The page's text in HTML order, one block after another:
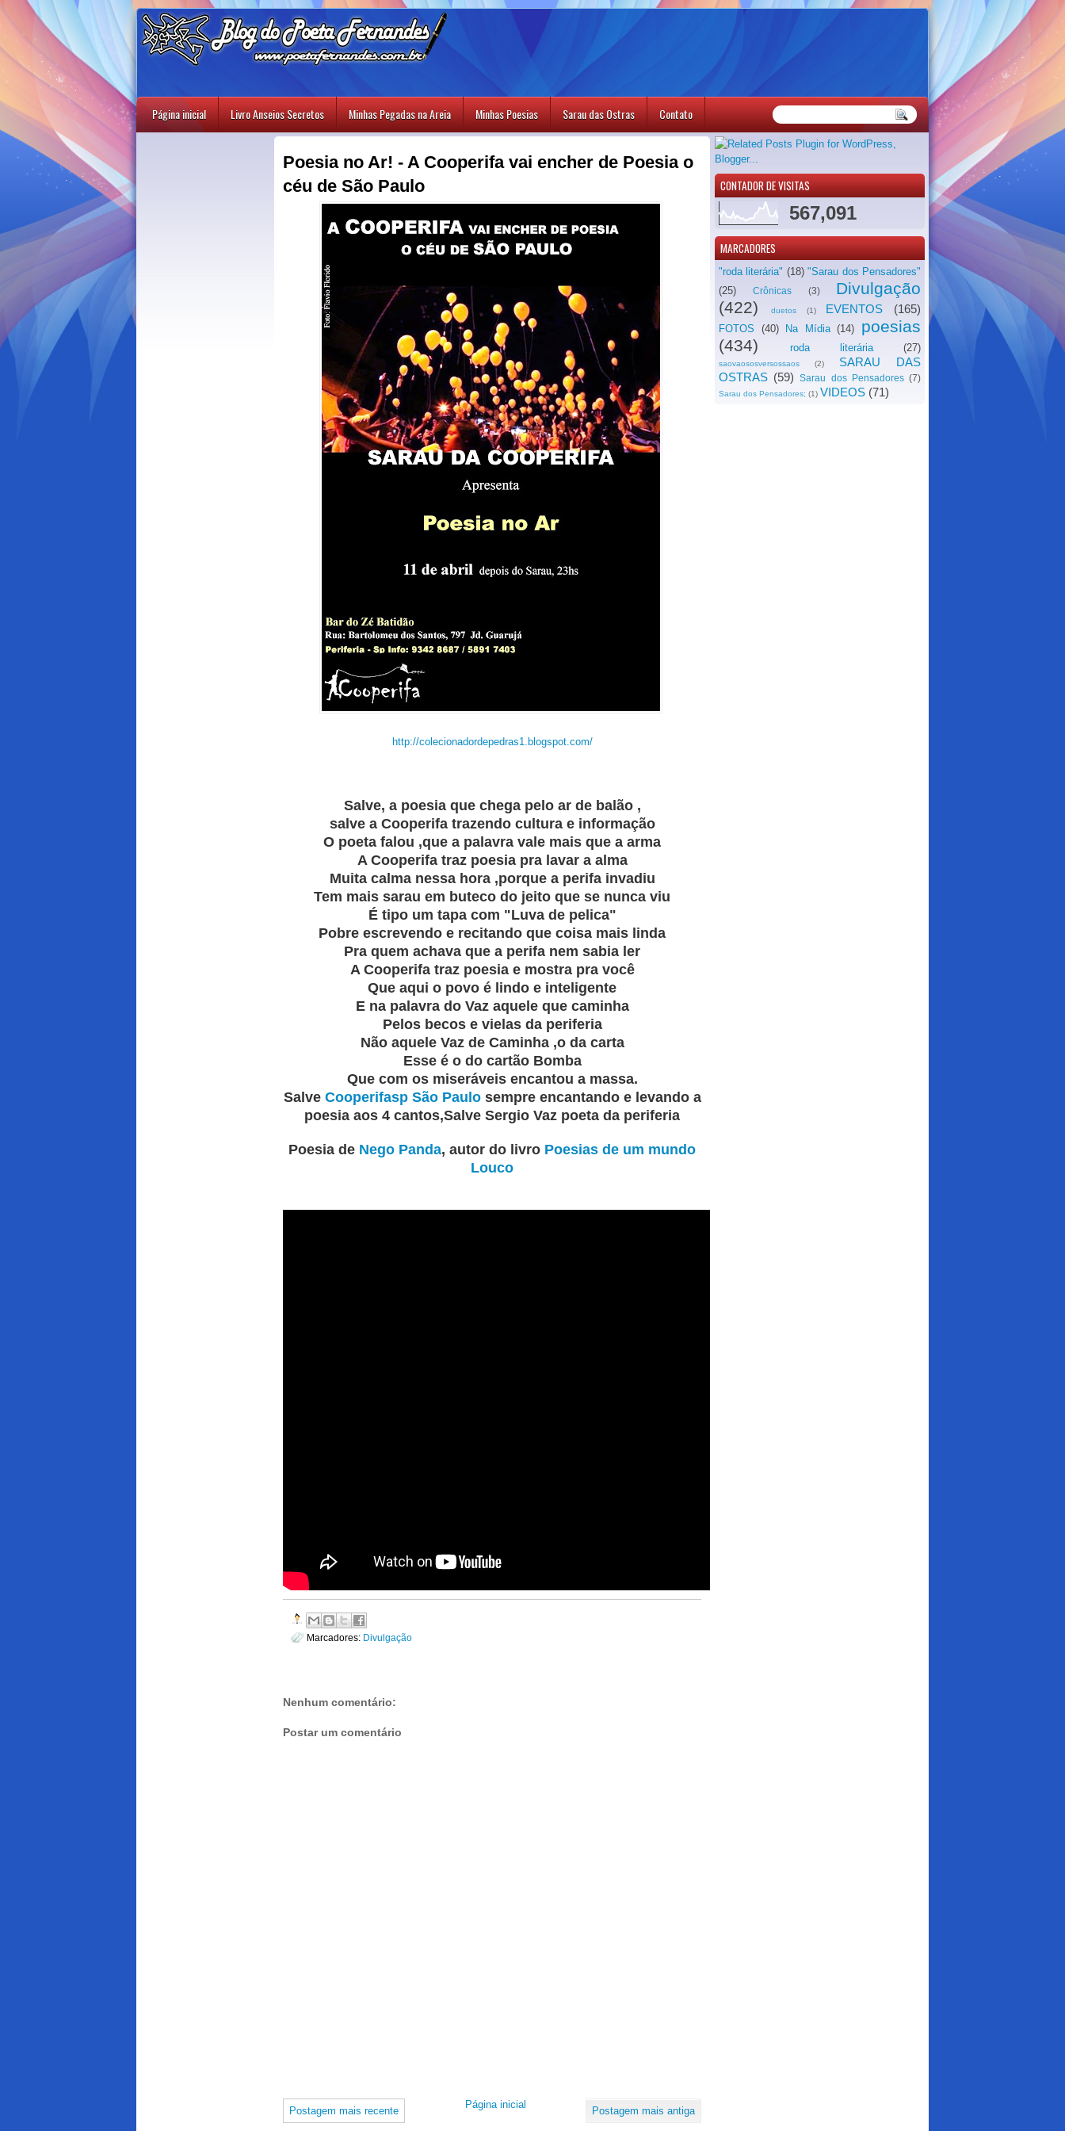
Página inicial Livro Anseios Secretos Minhas Pegadas na Areia Minhas Poesias Sarau das Ostras Contato
CONTADOR DE VISITAS
567,091
MARCADORES
"roda literária" (18) "Sarau dos Pensadores"
(25)
Crônicas (3)
Divulgação
(422)
duetos (1) EVENTOS (165)
FOTOS (40) Na Mídia (14)
poesias
(434)
roda literária (27)
saovaososversossaos (2)
SARAU DAS
OSTRAS (59) Sarau dos Pensadores (7)
Sarau dos Pensadores; (1) VIDEOS (71)
Poesia no Ar! - A Cooperifa vai encher de Poesia o
céu de São Paulo
http://colecionadordepedras1.blogspot.com/
Salve, a poesia que chega pelo ar de balão ,
salve a Cooperifa trazendo cultura e informação
O poeta falou ,que a palavra vale mais que a arma
A Cooperifa traz poesia pra lavar a alma
Muita calma nessa hora ,porque a perifa invadiu
Tem mais sarau em buteco do jeito que se nunca viu
É tipo um tapa com "Luva de pelica"
Pobre escrevendo e recitando que coisa mais linda
Pra quem achava que a perifa nem sabia ler
A Cooperifa traz poesia e mostra pra você
Que aqui o povo é lindo e inteligente
E na palavra do Vaz aquele que caminha
Pelos becos e vielas da periferia
Não aquele Vaz de Caminha ,o da carta
Esse é o do cartão Bomba
Que com os miseráveis encantou a massa.
Salve Cooperifasp São Paulosempre encantando e levando a
poesia aos 4 cantos,Salve Sergio Vaz poeta da periferia
Poesia de Nego Panda, autor do livro Poesias de um mundo
Louco
Marcadores: Divulgação
Nenhum comentário:
Postar um comentário
Postagem mais recente Postagem mais antiga
Página inicial